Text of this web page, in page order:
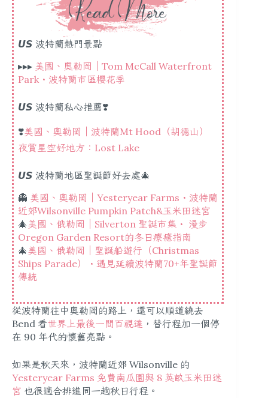
𝙐𝙎 波特蘭熱門景點
▸▸▸ 美國、奧勒岡｜Tom McCall Waterfront
Park・波特蘭市區櫻花季
𝙐𝙎 波特蘭私心推薦❣️
❣️美國、奧勒岡｜波特蘭Mt Hood（胡德山）
夜賞星空好地方：Lost Lake
𝙐𝙎 波特蘭地區聖誕節好去處🎄
👻 美國、奧勒岡｜Yesteryear Farms・波特蘭
近郊Wilsonville Pumpkin Patch&玉米田迷宮
🎄美國、俄勒岡｜Silverton 聖誕市集・ 漫步
Oregon Garden Resort的冬日療癒指南
🎄美國、俄勒岡｜聖誕船遊行（Christmas
Ships Parade）・遇見延續波特蘭70+年聖誕節
傳統
從波特蘭往中奧勒岡的路上，還可以順道繞去
Bend 看世界上最後一間百視達 ，替行程加一個停
在 90 年代的懷舊亮點。
如果是秋天來，波特蘭近郊 Wilsonville 的
Yesteryear Farms 免費南瓜園與 8 英畝玉米田迷
宮 也很適合排進同一趟秋日行程。